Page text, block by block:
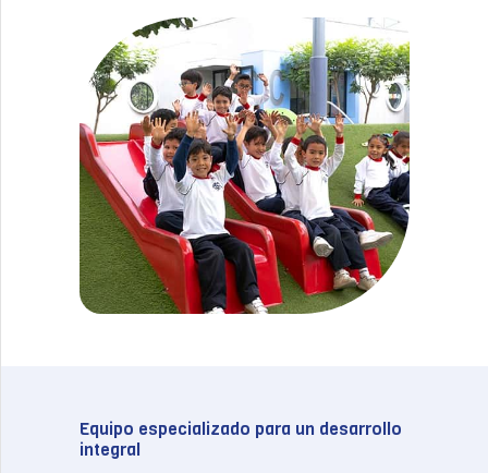
Equipo especializado para un desarrollo
integral